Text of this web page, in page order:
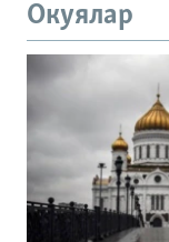
Окуялар